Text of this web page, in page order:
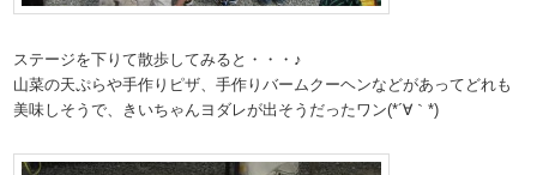
ステージを下りて散歩してみると・・・♪
山菜の天ぷらや手作りピザ、手作りバームクーヘンなどがあってどれも
美味しそうで、きいちゃんヨダレが出そうだったワン(*´∀｀*)